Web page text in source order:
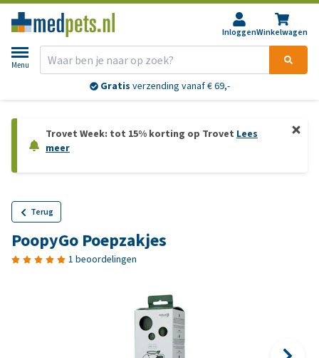
InloggenWinkelwagen
Menu
Gratis verzending vanaf € 69,-
Trovet Week: tot 15% korting op Trovet Lees
meer
Terug
PoopyGo Poepzakjes
1 beoordelingen